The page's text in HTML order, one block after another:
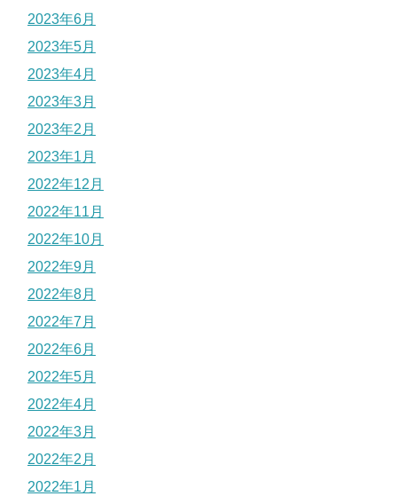
2023年6月
2023年5月
2023年4月
2023年3月
2023年2月
2023年1月
2022年12月
2022年11月
2022年10月
2022年9月
2022年8月
2022年7月
2022年6月
2022年5月
2022年4月
2022年3月
2022年2月
2022年1月